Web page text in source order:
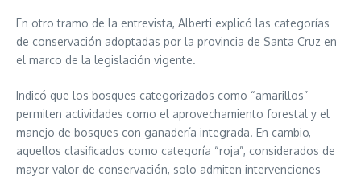
En otro tramo de la entrevista, Alberti explicó las categorías
de conservación adoptadas por la provincia de Santa Cruz en
el marco de la legislación vigente.
Indicó que los bosques categorizados como “amarillos”
permiten actividades como el aprovechamiento forestal y el
manejo de bosques con ganadería integrada. En cambio,
aquellos clasificados como categoría “roja”, considerados de
mayor valor de conservación, solo admiten intervenciones